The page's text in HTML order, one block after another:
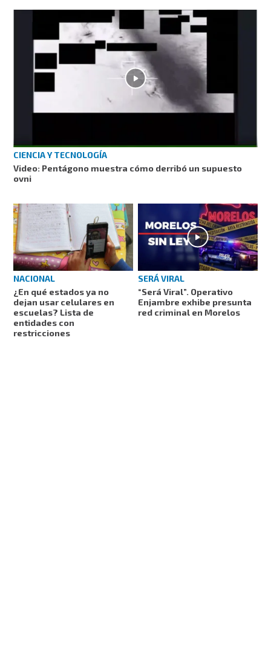
CIENCIA Y TECNOLOGÍA
Video: Pentágono muestra cómo derribó un supuesto
ovni
NACIONAL
¿En qué estados ya no
dejan usar celulares en
escuelas? Lista de
entidades con
restricciones
SERÁ VIRAL
“Será Viral”. Operativo
Enjambre exhibe presunta
red criminal en Morelos